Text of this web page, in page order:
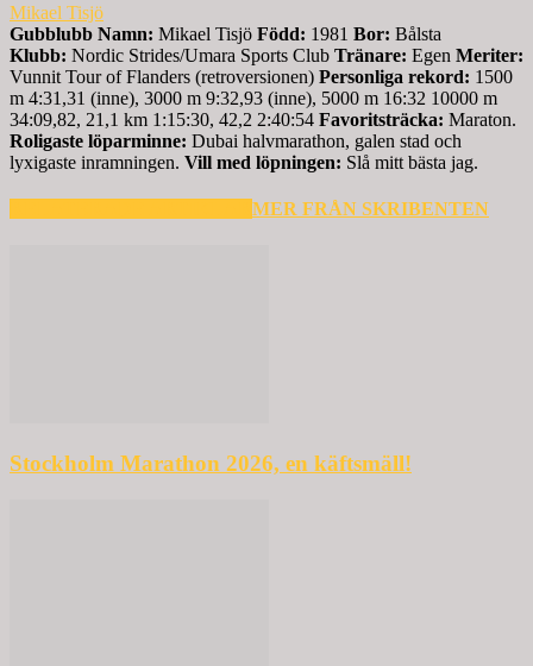
Mikael Tisjö
Gubblubb Namn: Mikael Tisjö Född: 1981 Bor: Bålsta
Klubb: Nordic Strides/Umara Sports Club Tränare: Egen Meriter:
Vunnit Tour of Flanders (retroversionen) Personliga rekord: 1500
m 4:31,31 (inne), 3000 m 9:32,93 (inne), 5000 m 16:32 10000 m
34:09,82, 21,1 km 1:15:30, 42,2 2:40:54 Favoritsträcka: Maraton.
Roligaste löparminne: Dubai halvmarathon, galen stad och
lyxigaste inramningen. Vill med löpningen: Slå mitt bästa jag.
MER FRÅN SKRIBENTEN
Stockholm Marathon 2026, en käftsmäll!